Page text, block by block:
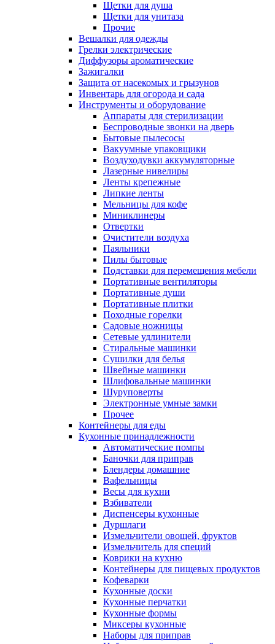
Щетки для душа
Щетки для унитаза
Прочие
Вешалки для одежды
Грелки электрические
Диффузоры ароматические
Зажигалки
Защита от насекомых и грызунов
Инвентарь для огорода и сада
Инструменты и оборудование
Аппараты для стерилизации
Беспроводные звонки на дверь
Бытовые пылесосы
Вакуумные упаковщики
Воздуходувки аккумуляторные
Лазерные нивелиры
Ленты крепежные
Липкие ленты
Мельницы для кофе
Миниклинеры
Отвертки
Очистители воздуха
Паяльники
Пилы бытовые
Подставки для перемещения мебели
Портативные вентиляторы
Портативные души
Портативные плитки
Походные горелки
Садовые ножницы
Сетевые удлинители
Стиральные машинки
Сушилки для белья
Швейные машинки
Шлифовальные машинки
Шуруповерты
Электронные умные замки
Прочее
Контейнеры для еды
Кухонные принадлежности
Автоматические помпы
Баночки для приправ
Блендеры домашние
Вафельницы
Весы для кухни
Взбиватели
Диспенсеры кухонные
Дуршлаги
Измельчители овощей, фруктов
Измельчитель для специй
Коврики на кухню
Контейнеры для пищевых продуктов
Кофеварки
Кухонные доски
Кухонные перчатки
Кухонные формы
Миксеры кухонные
Наборы для приправ